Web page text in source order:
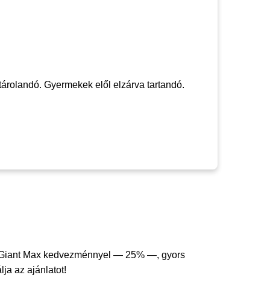
Gyermekek elől elzárva tartandó.
Max kedvezménnyel — 25% —, gyors
az ajánlatot!